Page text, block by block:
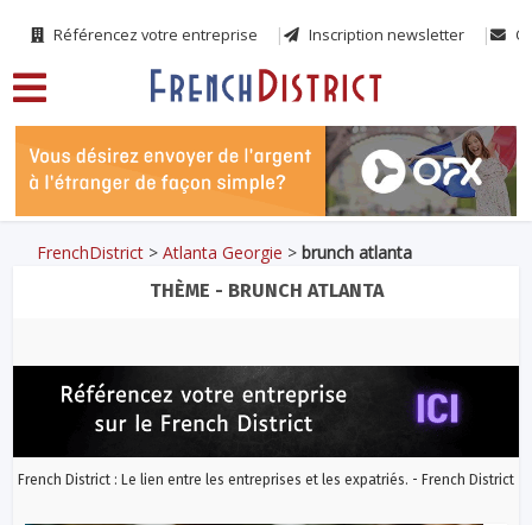
Référencez votre entreprise Inscription newsletter
FrenchDistrict >Atlanta Georgie >brunch atlanta
THÈME - BRUNCH ATLANTA
French District : Le lien entre les entreprises et les expatriés. - French District